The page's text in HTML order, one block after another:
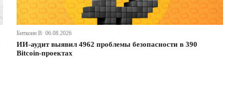
Биткоин В· 06.08.2026
ИИ-аудит выявил 4962 проблемы безопасности в 390
Bitcoin-проектах